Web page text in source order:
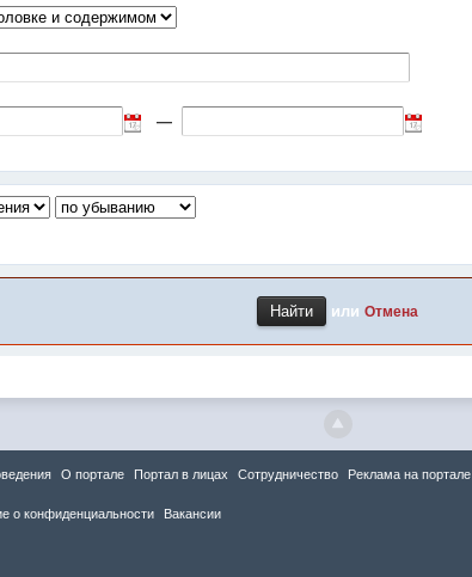
—
илиОтмена
О портале Портал в лицах Сотрудничество Реклама на портале
о конфиденциальности
Вакансии